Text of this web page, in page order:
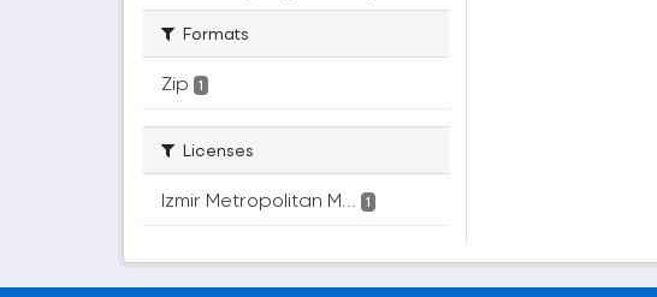
Formats
Zip 1
Licenses
Izmir Metropolitan M... 1